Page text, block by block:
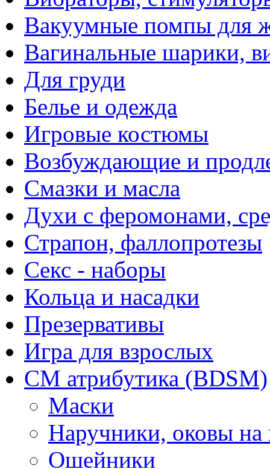
Вакуумные помпы для
Вагинальные шарики,
Для груди
Белье и одежда
Игровые костюмы
Возбуждающие и
Смазки и масла
Духи с феромонами,
Страпон, фаллопротезы
Секс - наборы
Кольца и насадки
Презервативы
Игра для взрослых
СМ атрибутика (BDSM)
Маски
Наручники, оковы
Ошейники